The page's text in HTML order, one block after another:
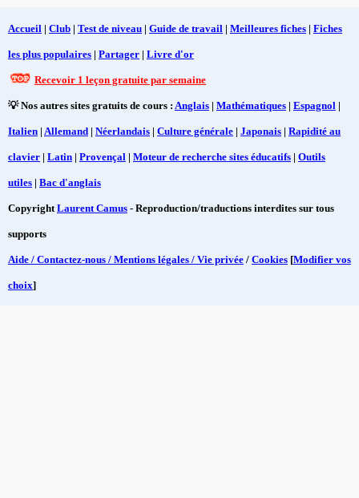
Accueil | Club | Test de niveau | Guide de travail | Meilleures fiches | Fiches
les plus populaires | Partager | Livre d'or
Recevoir 1 leçon gratuite par semaine
💡 Nos autres sites gratuits de cours : Anglais | Mathématiques | Espagnol |
Italien | Allemand | Néerlandais | Culture générale | Japonais | Rapidité au
clavier | Latin | Provençal | Moteur de recherche sites éducatifs | Outils
utiles | Bac d'anglais
CopyrightLaurent Camus - Reproduction/traductions interdites sur tous
supports
Aide / Contactez-nous / Mentions légales / Vie privée / Cookies [Modifier vos
choix]